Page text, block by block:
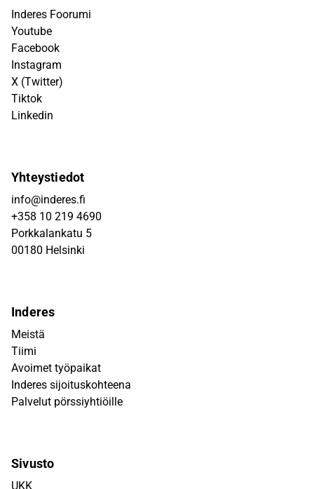
Inderes Foorumi
Youtube
Facebook
Instagram
X (Twitter)
Tiktok
Linkedin
Yhteystiedot
info@inderes.fi
+358 10 219 4690
Porkkalankatu 5
00180 Helsinki
Inderes
Meistä
Tiimi
Avoimet työpaikat
Inderes sijoituskohteena
Palvelut pörssiyhtiöille
Sivusto
UKK